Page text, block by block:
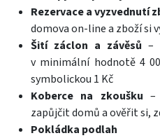
Rezervace a vyzvednutí
domova on-line a zboží si
Šití záclon a závěsů –
v minimální hodnotě 4
symbolickou 1 Kč
Koberce na zkoušku –
zapůjčit domů a ověřit si,
Pokládka podlah